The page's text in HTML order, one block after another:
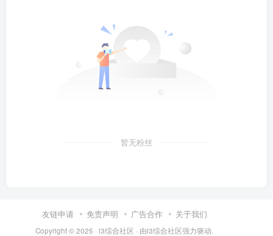
暂无粉丝
友链申请 免责声明 广告合作 关于我们
Copyright © 2025 · i3综合社区 · 由i3综合社区强力驱动.